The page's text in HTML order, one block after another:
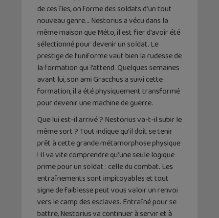
de ces îles, on forme des soldats d’un tout
nouveau genre… Nestorius a vécu dans la
même maison que Méto, il est fier d’avoir été
sélectionné pour devenir un soldat. Le
prestige de l’uniforme vaut bien la rudesse de
la formation qui l’attend. Quelques semaines
avant lui, son ami Gracchus a suivi cette
formation, il a été physiquement transformé
pour devenir une machine de guerre.
Que lui est-il arrivé ? Nestorius va-t-il subir le
même sort ? Tout indique qu’il doit se tenir
prêt à cette grande métamorphose physique
! Il va vite comprendre qu’une seule logique
prime pour un soldat : celle du combat. Les
entraînements sont impitoyables et tout
signe de faiblesse peut vous valoir un renvoi
vers le camp des esclaves. Entraîné pour se
battre, Nestorius va continuer à servir et à